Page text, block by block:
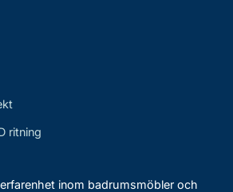
ritning
inom badrumsmöbler och